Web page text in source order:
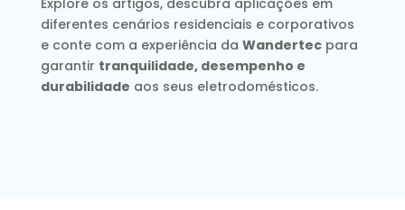
Explore os artigos, descubra aplicações em
diferentes cenários residenciais e corporativos
e conte com a experiência da Wandertecpara
garantir tranquilidade, desempenho e
durabilidade aos seus eletrodomésticos.